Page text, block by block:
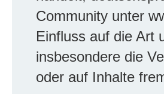
Community unter
Einfluss auf die Art
insbesondere die
oder auf Inhalte